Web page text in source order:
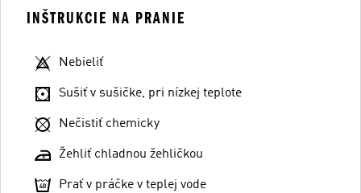
INŠTRUKCIE NA PRANIE
Nebieliť
Sušiť v sušičke, pri nízkej teplote
Nečistiť chemicky
Žehliť chladnou žehličkou
Prať v práčke v teplej vode